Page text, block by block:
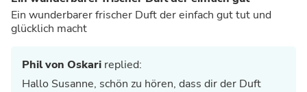
Ein wunderbarer frischer Duft der einfach gut tut und
glücklich macht
Phil von Oskari replied:
Hallo Susanne, schön zu hören, dass dir der Duft